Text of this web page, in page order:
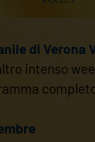
di Verona
intenso